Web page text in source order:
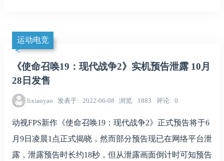
运动电竞
《使命召唤19：现代战争2》实机预告泄露 10月
28日发售
lixiaoyao 发表于 2022-06-08 浏览 1883 评论 0
动视FPS新作《使命召唤19：现代战争2》正式预告将于6
月9日凌晨1点正式揭晓，然而部分预告现已在网络平台泄
露，泄露预告时长约18秒，但从泄露画面倒计时可知预告